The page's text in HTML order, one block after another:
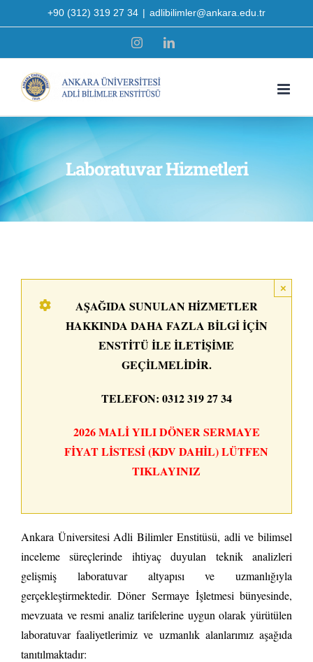
to
+90 (312) 319 27 34 | adlibilimler@ankara.edu.tr
InstagramLinkedIn
Laboratuvar Hizmetleri
AŞAĞIDA SUNULAN HIZMETLER
HAKKINDA DAHA FAZLA BILGI IÇIN
ENSTITÜ ILE ILETIŞIME
GEÇILMELIDIR.
TELEFON: 0312 319 27 34
2026 MALI YILI DÖNER SERMAYE
FIYAT LISTESI (KDV DAHIL) LÜTFEN
TIKLAYINIZ
×
Ankara Üniversitesi Adli Bilimler Enstitüsü, adli ve bilimsel
inceleme süreçlerinde ihtiyaç duyulan teknik analizleri
gelişmiş laboratuvar altyapısı ve uzmanlığıyla
gerçekleştirmektedir. Döner Sermaye İşletmesi bünyesinde,
mevzuata ve resmi analiz tarifelerine uygun olarak yürütülen
laboratuvar faaliyetlerimiz ve uzmanlık alanlarımız aşağıda
tanıtılmaktadır: